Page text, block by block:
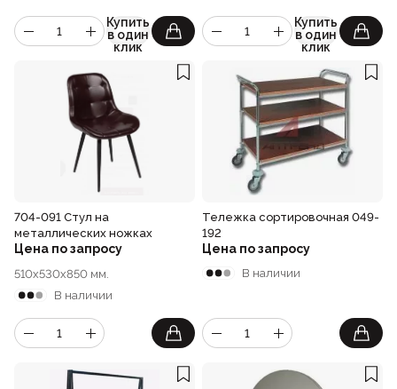
Купить
в один
клик
Купить
в один
клик
704-091 Стул на
металлических ножках
Цена по запросу
510x530x850 мм.
В наличии
Тележка сортировочная 049-
192
Цена по запросу
В наличии